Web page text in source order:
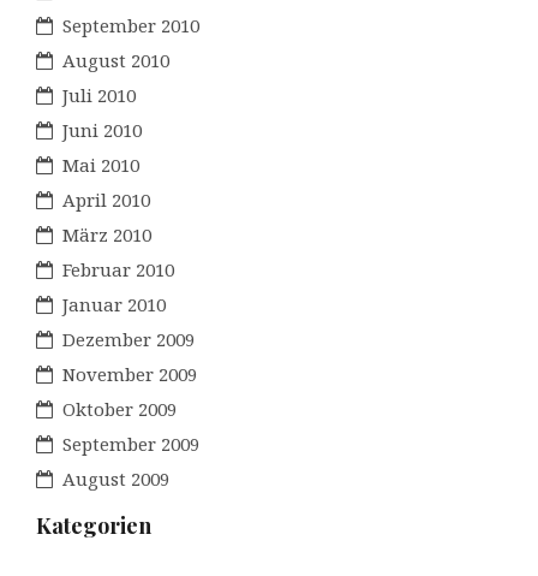
September 2010
August 2010
Juli 2010
Juni 2010
Mai 2010
April 2010
März 2010
Februar 2010
Januar 2010
Dezember 2009
November 2009
Oktober 2009
September 2009
August 2009
Kategorien